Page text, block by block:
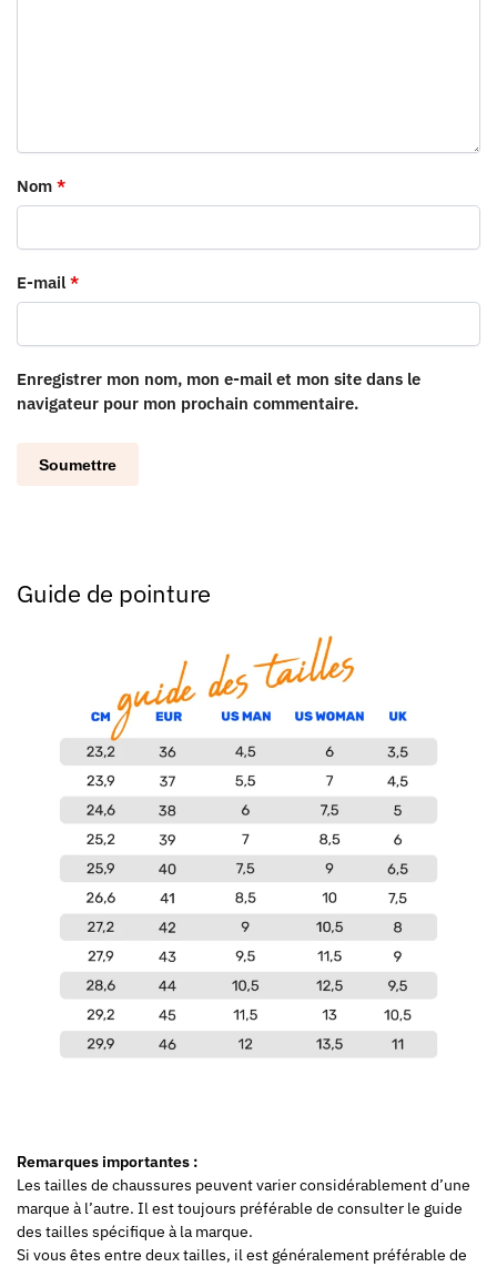
Nom *
E-mail *
Enregistrer mon nom, mon e-mail et mon site dans le
navigateur pour mon prochain commentaire.
Guide de pointure
Remarques importantes :
Les tailles de chaussures peuvent varier considérablement d’une
marque à l’autre. Il est toujours préférable de consulter le guide
des tailles spécifique à la marque.
Si vous êtes entre deux tailles, il est généralement préférable de